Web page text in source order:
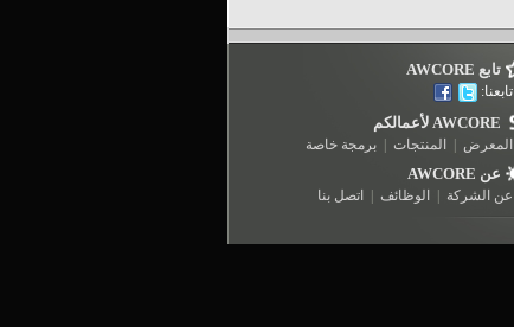
تابع AWCORE
تابعنا:
AWCORE لأعمالكم
المعرض المنتجات برمجة خاصة
عن AWCORE
عن الشركة الوظائف اتصل بنا